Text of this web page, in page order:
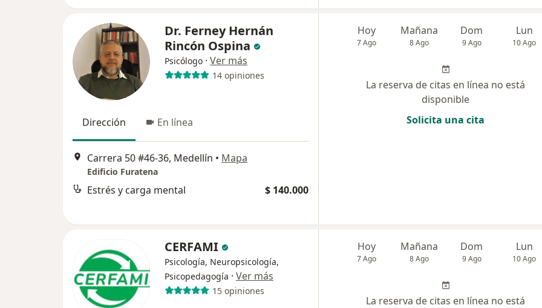
Dr. Ferney Hernán
Rincón Ospina
Psicólogo · Ver más
14 opiniones
Dirección En línea
Carrera 50 #46-36, Medellín • Mapa
Edificio Furatena
Estrés y carga mental $ 140.000
Hoy
7 Ago
Mañana
8 Ago
Dom
9 Ago
Lun
10 Ago
La reserva de citas en línea no está
disponible
Solicita una cita
CERFAMI
Psicología, Neuropsicología,
Psicopedagogía · Ver más
15 opiniones
Hoy
7 Ago
Mañana
8 Ago
Dom
9 Ago
Lun
10 Ago
La reserva de citas en línea no está